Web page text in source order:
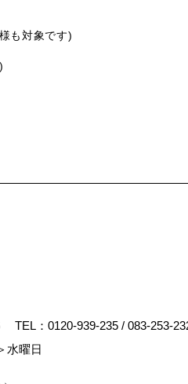
も対象です)
TEL： 0120-939-235 / 083-253-
水曜日